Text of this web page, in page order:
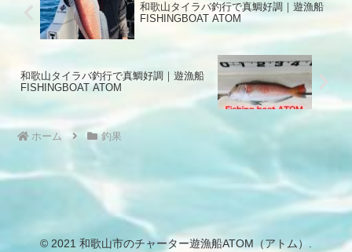
和歌山タイラバ釣行で真鯛好調｜遊漁船
FISHINGBOAT ATOM
和歌山タイラバ釣行で真鯛好調｜遊漁船
FISHINGBOAT ATOM
ホーム 釣果
© 2021 和歌山市のチャーター遊漁船ATOM（アトム）.